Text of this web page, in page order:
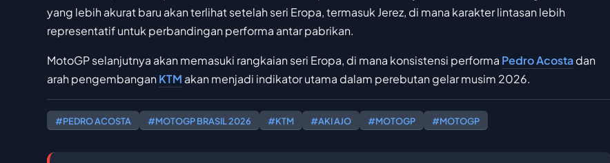
yang lebih akurat baru akan terlihat setelah seri Eropa, termasuk Jerez, di mana karakter lintasan lebih
representatif untuk perbandingan performa antar pabrikan.
MotoGP selanjutnya akan memasuki rangkaian seri Eropa, di mana konsistensi performa Pedro Acostadan
arah pengembanganKTM akan menjadi indikator utama dalam perebutan gelar musim 2026.
#PEDRO ACOSTA #MOTOGP BRASIL 2026 #KTM #AKI AJO #MOTOGP #MOTOGP